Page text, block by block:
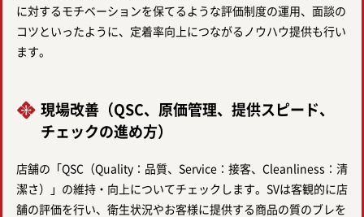
に対するモチベーションを保てるような評価制度の運用、面談の
コツといったように、定着率向上につながるノウハウ提供も行い
ます。
現場改善（QSC、原価管理、提供スピード、
チェックの進め方）
店舗の「QSC（Quality：品質、Service：接客、Cleanliness：清
潔さ）」の維持・向上についてチェックします。SVは客観的に店
舗の評価を行い、衛生状況やお客様に提供する商品の質のブレを